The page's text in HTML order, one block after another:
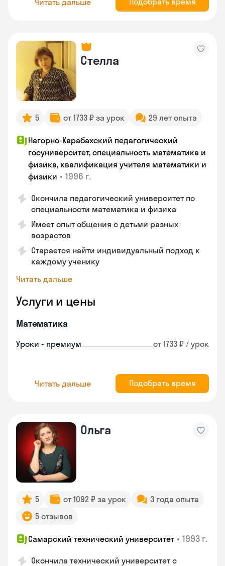
Стелла
5 от 1733 ₽ за урок 29 лет опыта
Нагорно-Карабахский педагогический
госуниверситет, специальность математика и
физика, квалификация учителя математики и
физики • 1996 г.
Окончила педагогический университет по
специальности математика и физика
Имеет опыт общения с детьми разных
возрастов
Старается найти индивидуальный подход к
каждому ученику
Читать дальше
Услуги и цены
Математика
Уроки - премиум от 1733 ₽ / урок
Читать дальше Подобрать время
Ольга
5 от 1092 ₽ за урок
3 года опыта
5 отзывов
Самарский технический университет • 1993 г.
Окончила технический университет с